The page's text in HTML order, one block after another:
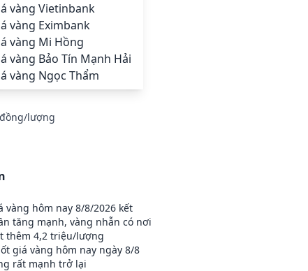
vàng Vietinbank
vàng Eximbank
vàng Mi Hồng
vàng Bảo Tín Mạnh Hải
vàng Ngọc Thẩm
lượng
vàng hôm nay 8/8/2026 kết
tăng mạnh, vàng nhẫn có nơi
thêm 4,2 triệu/lượng
giá vàng hôm nay ngày 8/8
rất mạnh trở lại